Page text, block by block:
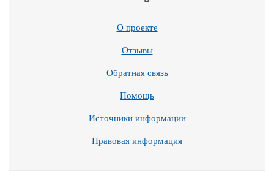
О проекте
Отзывы
Обратная связь
Помощь
Источники информации
Правовая информация